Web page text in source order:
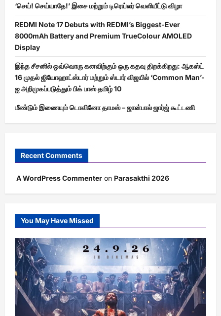
‘செய்! செய்யாதே!’ இசை மற்றும் டிரெய்லர் வெளியீட்டு விழா
REDMI Note 17 Debuts with REDMI’s Biggest-Ever
8000mAh Battery and Premium TrueColour AMOLED
Display
இந்த சீசனில் ஒவ்வொரு கனவிற்கும் ஒரு கதவு திறக்கிறது: ஆகஸ்ட்
16 முதல் ஜியோஹாட்ஸ்டார் மற்றும் ஸ்டார் விஜயில் ‘Common Man’-
ஐ அறிமுகப்படுத்தும் பிக் பாஸ் தமிழ் 10
மீண்டும் இணையும் டொவினோ தாமஸ் – ஜான்பால் ஜார்ஜ் கூட்டணி
Recent Comments
A WordPress Commenter on Parasakthi 2026
You May Have Missed